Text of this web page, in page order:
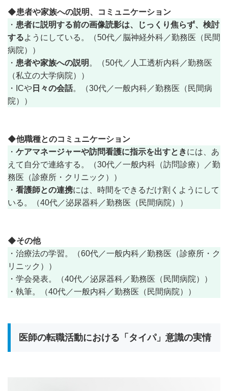
◆患者や家族への説明、コミュニケーション
・ 患者に説明する前の画像読影は、じっくり焦らず、検討
するようにしている。（50代／脳神経外科／勤務医（民間
病院））
・ 患者や家族への説明 。（50代／人工透析内科／勤務医
（私立の大学病院））
・ICや日々の会話。（30代／一般内科／勤務医（民間病
院））
◆他職種とのコミュニケーション
・ ケアマネージャーや訪問看護に指示を出すときには、あ
えて自分で連絡する。（30代／一般内科（訪問診療）／勤
務医（診療所・クリニック））
・ 看護師との連携には、時間をできるだけ割くようにして
いる。（40代／泌尿器科／勤務医（民間病院））
◆その他
・治療法の学習。（60代／一般内科／勤務医（診療所・ク
リニック））
・学会発表。（40代／泌尿器科／勤務医（民間病院））
・執筆。（40代／一般内科／勤務医（民間病院））
医師の転職活動における「タイパ」意識の実情